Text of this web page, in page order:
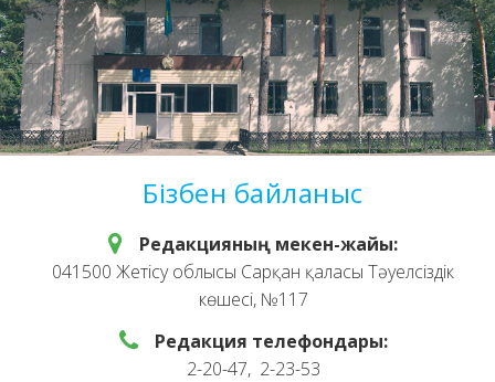
Бізбен байланыс
Редакцияның мекен-жайы:
041500 Жетісу облысы Сарқан қаласы Тәуелсіздік
көшесі, №117
Редакция телефондары:
2-20-47, 2-23-53